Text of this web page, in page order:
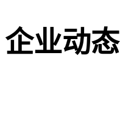
企业动态